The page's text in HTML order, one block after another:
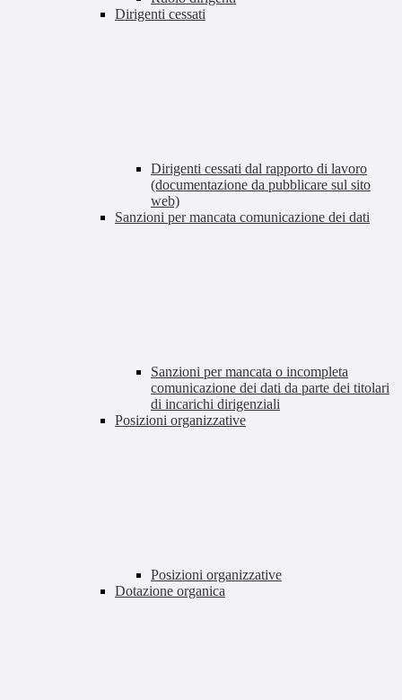
Dirigenti cessati
Dirigenti cessati dal rapporto di lavoro
(documentazione da pubblicare sul sito
web)
Sanzioni per mancata comunicazione dei dati
Sanzioni per mancata o incompleta
comunicazione dei dati da parte dei titolari
di incarichi dirigenziali
Posizioni organizzative
Posizioni organizzative
Dotazione organica